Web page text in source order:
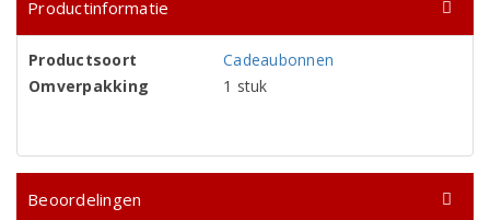
Productinformatie
Productsoort
Cadeaubonnen
Omverpakking
1 stuk
Beoordelingen